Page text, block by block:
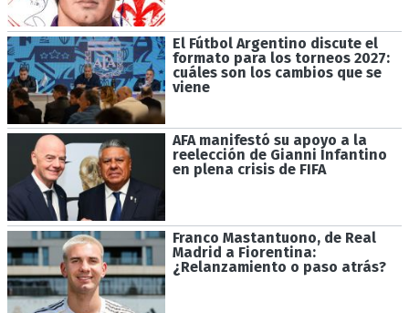
El Fútbol Argentino discute el
formato para los torneos 2027:
cuáles son los cambios que se
viene
AFA manifestó su apoyo a la
reelección de Gianni Infantino
en plena crisis de FIFA
Franco Mastantuono, de Real
Madrid a Fiorentina:
¿Relanzamiento o paso atrás?